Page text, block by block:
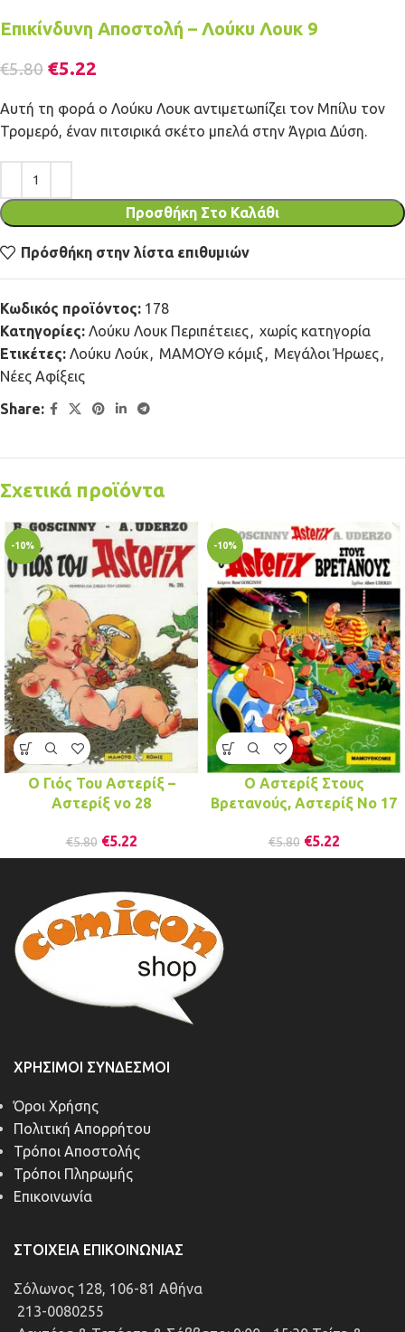
Επικίνδυνη Αποστολή – Λούκυ Λουκ 9
€5.80 €5.22
Αυτή τη φορά ο Λούκυ Λουκ αντιμετωπίζει τον Μπίλυ τον
Τρομερό, έναν πιτσιρικά σκέτο μπελά στην Άγρια Δύση.
Προσθήκη Στο Καλάθι
Πρόσθήκη στην λίστα επιθυμιών
Κωδικός προϊόντος: 178
Κατηγορίες: Λούκυ Λουκ Περιπέτειες, χωρίς κατηγορία
Ετικέτες: Λούκυ Λούκ, ΜΑΜΟΥΘ κόμιξ , Μεγάλοι Ήρωες,
Νέες Αφίξεις
Share:
Σχετικά προϊόντα
-10%
Ο Γιός Του Αστερίξ –
Αστερίξ νo 28
€5.80 €5.22
-10%
Ο Αστερίξ Στους
Βρετανούς, Αστερίξ No 17
€5.80 €5.22
ΧΡΉΣΙΜΟΙ ΣΎΝΔΕΣΜΟΙ
Όροι Χρήσης
Πολιτική Απορρήτου
Τρόποι Αποστολής
Τρόποι Πληρωμής
Επικοινωνία
ΣΤΟΙΧΕΊΑ ΕΠΙΚΟΙΝΩΝΊΑΣ
Σόλωνος 128, 106-81 Αθήνα
213-0080255